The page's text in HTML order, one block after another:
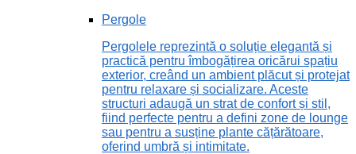
Pergole
Pergolele reprezintă o soluție elegantă și
practică pentru îmbogățirea oricărui spațiu
exterior, creând un ambient plăcut și protejat
pentru relaxare și socializare. Aceste
structuri adaugă un strat de confort și stil,
fiind perfecte pentru a defini zone de lounge
sau pentru a susține plante cățărătoare,
oferind umbră și intimitate.